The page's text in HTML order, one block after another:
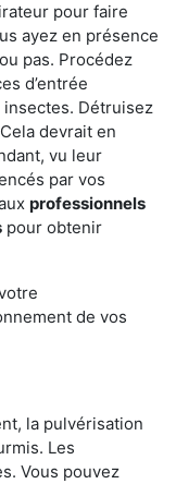
pour faire
ayez en présence
pas. Procédez
d’entrée
insectes. Détruisez
devrait en
vu leur
par vos
professionnels
pour obtenir
de vos
la pulvérisation
Les
Vous pouvez